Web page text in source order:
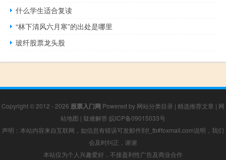
什么学生适合复读
“林下清风六月寒”的出处是哪里
玻纤股票龙头股
Copyright © 2012 - 2026 股票入门网 Powered by 网站分类目录 | 精选推荐文章 | 网
站地图 | 疑难解答 皖ICP备09015033号
声明：本站内容来自互联网，如信息有错误可发邮件到f_fb#foxmail.com说明，我们
会及时纠正，谢谢
本站仅为个人兴趣爱好，不接盈利性广告及商业合作